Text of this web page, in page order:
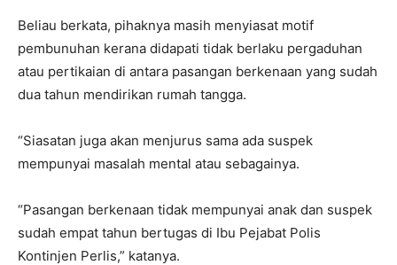
Beliau berkata, pihaknya masih menyiasat motif
pembunuhan kerana didapati tidak berlaku pergaduhan
atau pertikaian di antara pasangan berkenaan yang sudah
dua tahun mendirikan rumah tangga.
“Siasatan juga akan menjurus sama ada suspek
mempunyai masalah mental atau sebagainya.
“Pasangan berkenaan tidak mempunyai anak dan suspek
sudah empat tahun bertugas di Ibu Pejabat Polis
Kontinjen Perlis,” katanya.